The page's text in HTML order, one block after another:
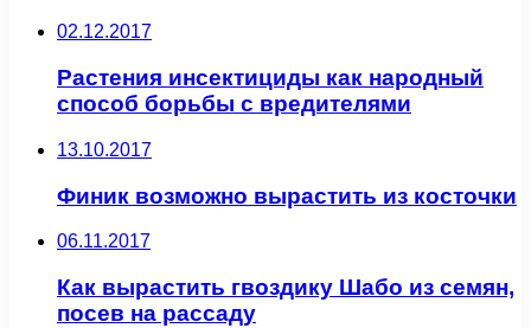
02.12.2017
Растения инсектициды как народный
способ борьбы с вредителями
13.10.2017
Финик возможно вырастить из косточки
06.11.2017
Как вырастить гвоздику Шабо из семян,
посев на рассаду